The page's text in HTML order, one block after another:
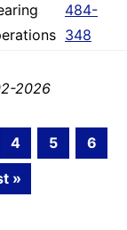
484-
348
2026
4 5
6
»